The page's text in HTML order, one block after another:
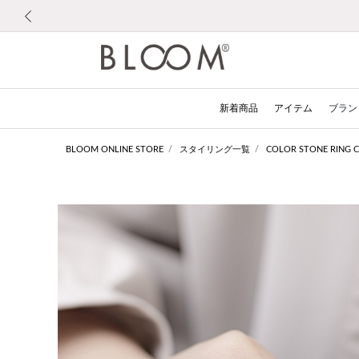
新着商品 アイテム ブラン
BLOOM ONLINE STORE スタイリング一覧 COLOR STONE RING